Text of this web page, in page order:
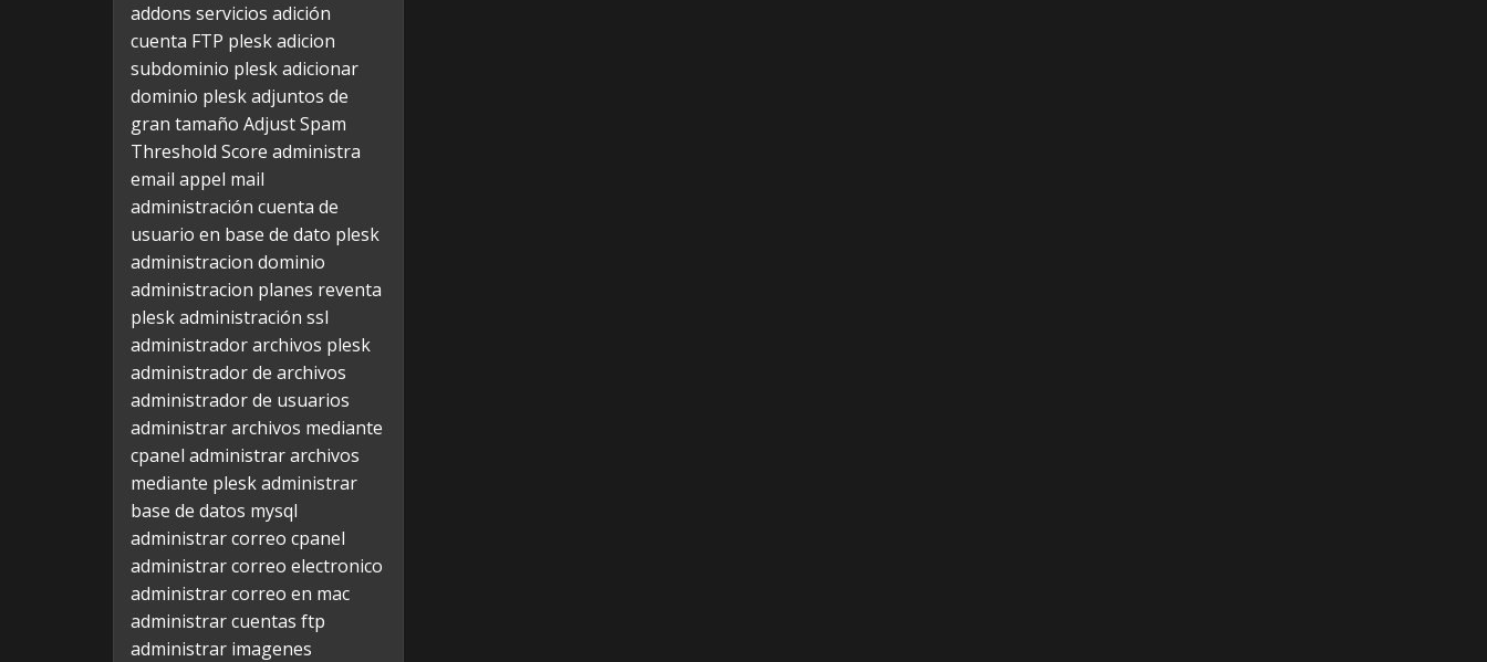
addons servicios adición
cuenta FTP pleskadicion
subdominio pleskadicionar
dominio pleskadjuntos de
gran tamaño Adjust Spam
Threshold Score administra
email appel mail
administración cuenta de
usuario en base de dato plesk
administracion dominio
administracion planes reventa
pleskadministración ssl
administrador archivos plesk
administrador de archivos
administrador de usuarios
administrar archivos mediante
cpanel administrar archivos
mediante pleskadministrar
base de datos mysql
administrar correo cpanel
administrar correo electronico
administrar correo en mac
administrar cuentas ftp
administrar imagenes